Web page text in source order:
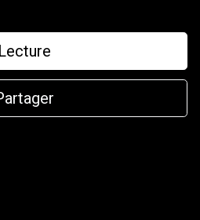
Lecture